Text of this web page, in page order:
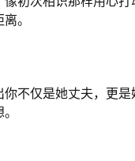
。
不仅是她丈夫，更